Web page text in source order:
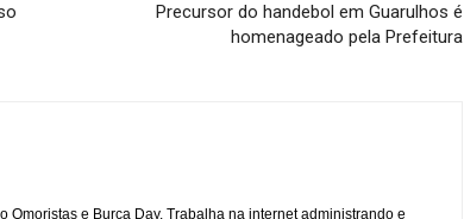
Precursor do handebol em Guarulhos é
homenageado pela Prefeitura
Omoristas e Burca Day. Trabalha na internet administrando e